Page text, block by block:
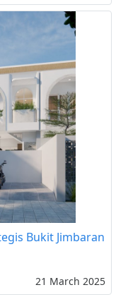
Bukit Jimbaran
21 March 2025